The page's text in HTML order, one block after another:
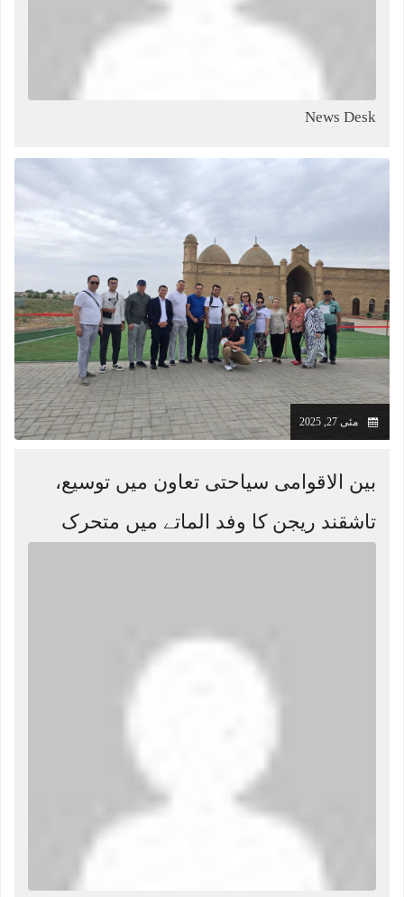
News Desk
مئی 27, 2025
بین الاقوامی سیاحتی تعاون میں توسیع،
تاشقند ریجن کا وفد الماتے میں متحرک